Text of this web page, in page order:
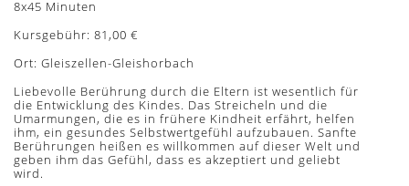
8x45 Minuten
Kursgebühr: 81,00 €
Ort: Gleiszellen-Gleishorbach
Liebevolle Berührung durch die Eltern ist wesentlich für
die Entwicklung des Kindes. Das Streicheln und die
Umarmungen, die es in frühere Kindheit erfährt, helfen
ihm, ein gesundes Selbstwertgefühl aufzubauen. Sanfte
Berührungen heißen es willkommen auf dieser Welt und
geben ihm das Gefühl, dass es akzeptiert und geliebt
wird.